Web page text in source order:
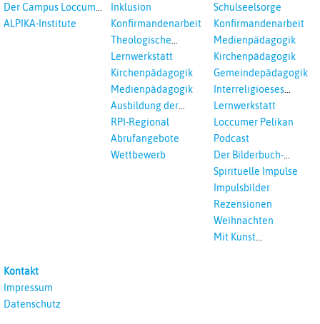
Der Campus Loccum
und Loccumer
ALPIKA-Institute
Inklusion
Konfirmandenarbeit
Theologische
Fortbildungen,
Interreligöses Lernen
Lernwerkstatt
Kirchenpädagogik
Medienpädagogik
Ausbildung der
Vikar*innen
RPI-Regional
Abrufangebote
Wettbewerb
Schulseelsorge
Konfirmandenarbeit
Medienpädagogik
Kirchenpädagogik
Gemeindepädagogik
Interreligioeses
Lernen
Lernwerkstatt
Loccumer Pelikan
Podcast
Der Bilderbuch-
Podcast
Spirituelle Impulse
Impulsbilder
Rezensionen
Weihnachten
Mit Kunst
Kontakt
Impressum
Datenschutz